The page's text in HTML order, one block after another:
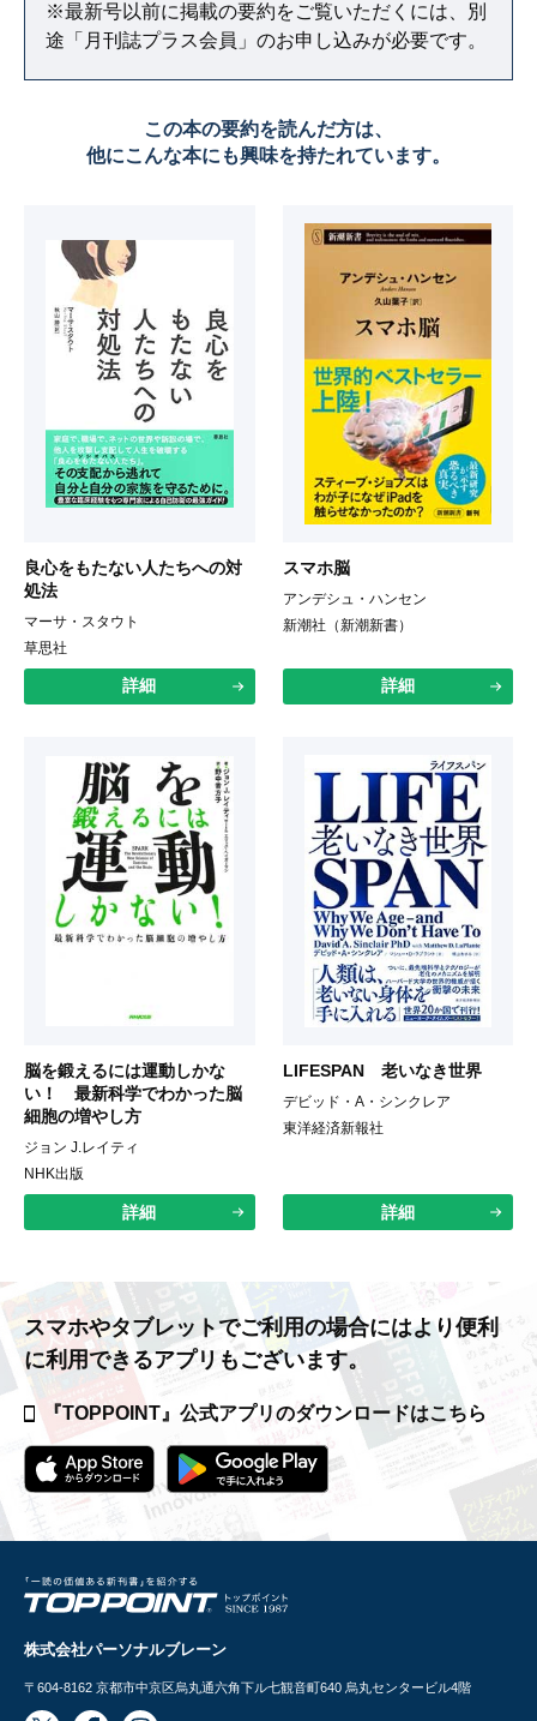
※最新号以前に掲載の要約をご覧いただくには、別
途「月刊誌プラス会員」のお申し込みが必要です。
この本の要約を読んだ方は、
他にこんな本にも興味を持たれています。
良心をもたない人たちへの対
処法
マーサ・スタウト
草思社
詳細
スマホ脳
アンデシュ・ハンセン
新潮社（新潮新書）
詳細
脳を鍛えるには運動しかな
い！ 最新科学でわかった脳
細胞の増やし方
ジョン J.レイティ
NHK出版
詳細
LIFESPAN 老いなき世界
デビッド・A・シンクレア
東洋経済新報社
詳細
スマホやタブレットでご利用の場合にはより便利
に利用できるアプリもございます。
『TOPPOINT』公式アプリのダウンロードはこちら
株式会社パーソナルブレーン
〒604-8162 京都市中京区烏丸通六角下ル七観音町640 烏丸センタービル4階